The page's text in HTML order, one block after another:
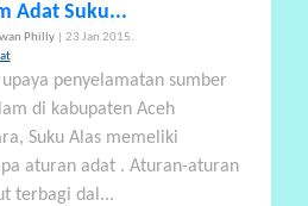
Adat Suku...
Philly
| 23 Jan 2015.
penyelamatan sumber
di kabupaten Aceh
Suku Alas memeliki
aturan adat . Aturan-aturan
terbagi dal...